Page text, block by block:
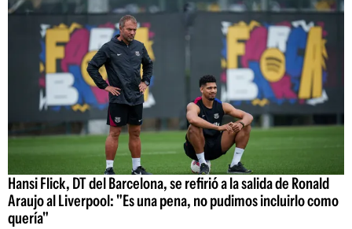
Hansi Flick, DT del Barcelona, se refirió a la salida de Ronald
Araujo al Liverpool: "Es una pena, no pudimos incluirlo como
quería"